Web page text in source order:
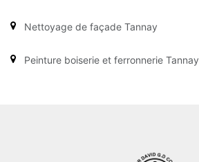
Nettoyage de façade Tannay
Peinture boiserie et ferronnerie Tannay